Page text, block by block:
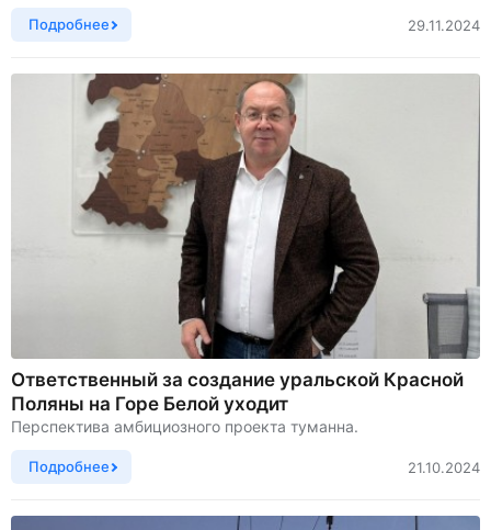
Подробнее 29.11.2024
Ответственный за создание уральской Красной
Поляны на Горе Белой уходит
Перспектива амбициозного проекта туманна.
Подробнее 21.10.2024